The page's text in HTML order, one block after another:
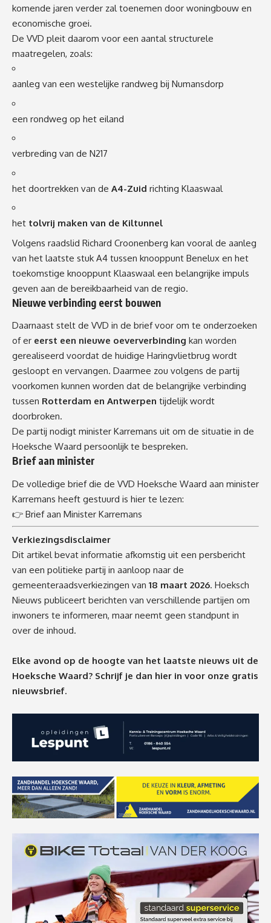
komende jaren verder zal toenemen door woningbouw en
economische groei.
De VVD pleit daarom voor een aantal structurele
maatregelen, zoals:
aanleg van een westelijke randweg bij Numansdorp
een rondweg op het eiland
verbreding van de N217
het doortrekken van de A4-Zuid richting Klaaswaal
het tolvrij maken van de Kiltunnel
Volgens raadslid Richard Croonenberg kan vooral de aanleg
van het laatste stuk A4 tussen knooppunt Benelux en het
toekomstige knooppunt Klaaswaal een belangrijke impuls
geven aan de bereikbaarheid van de regio.
Nieuwe verbinding eerst bouwen
Daarnaast stelt de VVD in de brief voor om te onderzoeken
of er eerst een nieuwe oeververbinding kan worden
gerealiseerd voordat de huidige Haringvlietbrug wordt
gesloopt en vervangen. Daarmee zou volgens de partij
voorkomen kunnen worden dat de belangrijke verbinding
tussen Rotterdam en Antwerpen tijdelijk wordt
doorbroken.
De partij nodigt minister Karremans uit om de situatie in de
Hoeksche Waard persoonlijk te bespreken.
Brief aan minister
De volledige brief die de VVD Hoeksche Waard aan minister
Karremans heeft gestuurd is hier te lezen:
👉 Brief aan Minister Karremans
Verkiezingsdisclaimer
Dit artikel bevat informatie afkomstig uit een persbericht
van een politieke partij in aanloop naar de
gemeenteraadsverkiezingen van 18 maart 2026. Hoeksch
Nieuws publiceert berichten van verschillende partijen om
inwoners te informeren, maar neemt geen standpunt in
over de inhoud.
Elke avond op de hoogte van het laatste nieuws uit de
Hoeksche Waard? Schrijf je dan hier in voor onze gratis
nieuwsbrief.